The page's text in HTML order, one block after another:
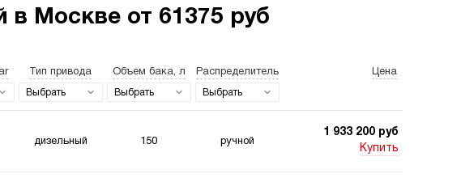
Гидростанции для свай
Двухпоточные
гидростанции
в Москве от 61375 руб
Тип привода
Выбрать
Объем бака, л
Выбрать
Распределитель
Выбрать
Цена
1 933 200 руб
Купить
дизельный 150 ручной